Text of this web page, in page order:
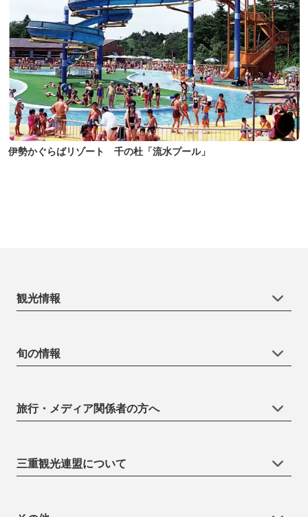
伊勢かぐらばリゾート 千の杜「流水プール」
観光情報
旬の情報
旅行・メディア関係者の方へ
三重観光連盟について